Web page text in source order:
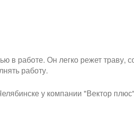
в работе. Он легко режет траву,
работу.
у компании "Вектор